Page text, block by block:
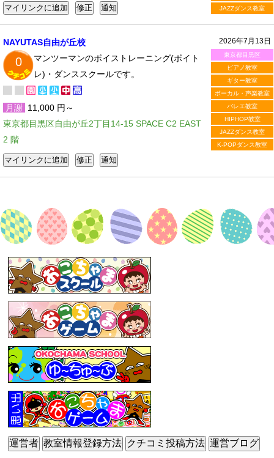
JAZZダンス教室
2026年7月13日
東京都目黒区
ピアノ教室
ギター教室
ボーカル・声楽教室
バレエ教室
HIPHOP教室
JAZZダンス教室
K-POPダンス教室
NAYUTAS自由が丘校
0
マンツーマンのボイストレーニング(ボイト
レ)・ダンススクールです。
月謝 11,000 円～
東京都目黒区自由が丘2丁目14-15 SPACE C2 EAST
2 階